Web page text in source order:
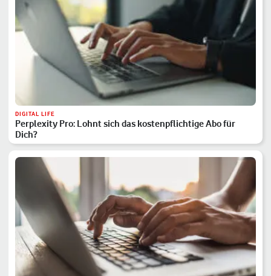
DIGITAL LIFE
Perplexity Pro: Lohnt sich das kostenpflichtige Abo für
Dich?